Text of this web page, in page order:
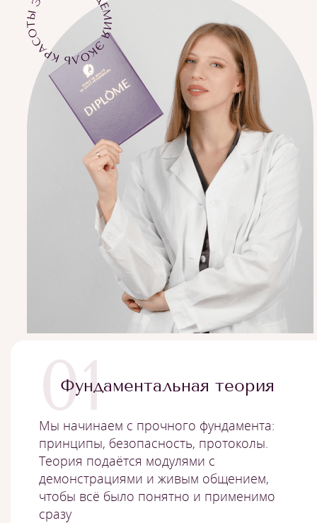
01
Фундаментальная теория
Мы начинаем с прочного фундамента:
принципы, безопасность, протоколы.
Теория подаётся модулями с
демонстрациями и живым общением,
чтобы всё было понятно и применимо
сразу